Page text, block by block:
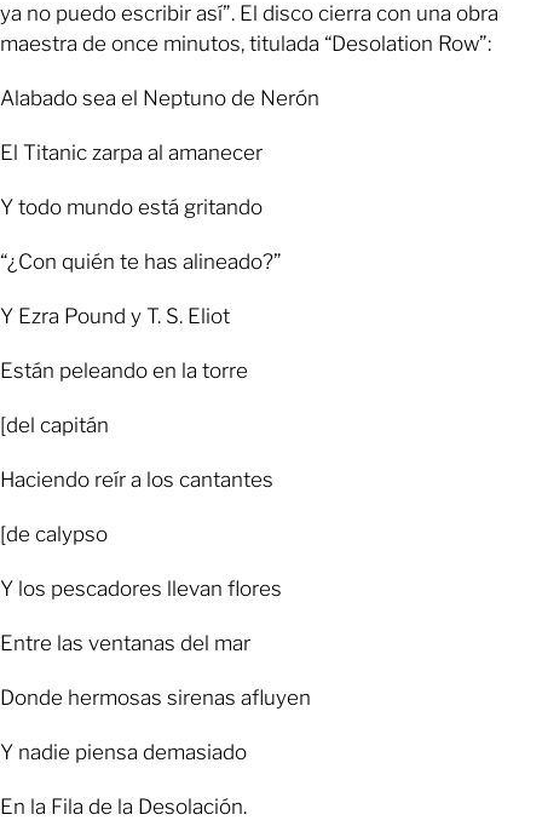
ya no puedo escribir así”. El disco cierra con una obra
maestra de once minutos, titulada “Desolation Row”:
Alabado sea el Neptuno de Nerón
El Titanic zarpa al amanecer
Y todo mundo está gritando
“¿Con quién te has alineado?”
Y Ezra Pound y T. S. Eliot
Están peleando en la torre
[del capitán
Haciendo reír a los cantantes
[de calypso
Y los pescadores llevan flores
Entre las ventanas del mar
Donde hermosas sirenas afluyen
Y nadie piensa demasiado
En la Fila de la Desolación.